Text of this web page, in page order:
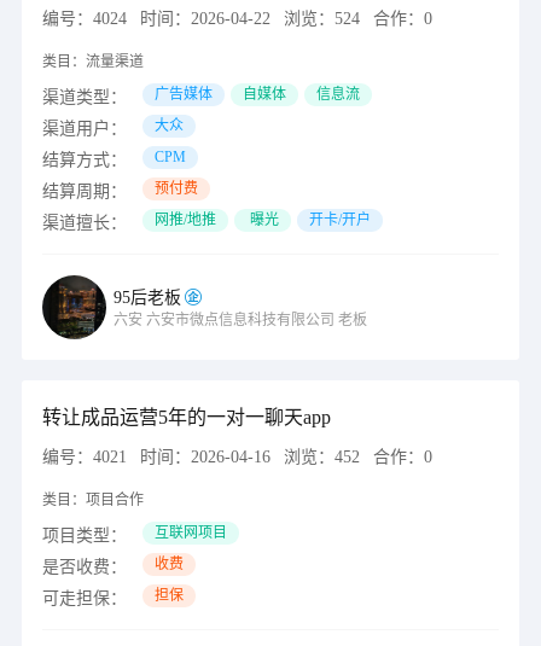
编号： 4024 时间： 2026-04-22 浏览： 524 合作： 0
类目： 流量渠道
渠道类型： 广告媒体 自媒体 信息流
渠道用户： 大众
结算方式： CPM
结算周期： 预付费
渠道擅长： 网推/地推 曝光 开卡/开户
95后老板
六安 六安市微点信息科技有限公司 老板
转让成品运营5年的一对一聊天app
编号： 4021 时间： 2026-04-16 浏览： 452 合作： 0
类目： 项目合作
项目类型： 互联网项目
是否收费： 收费
可走担保： 担保